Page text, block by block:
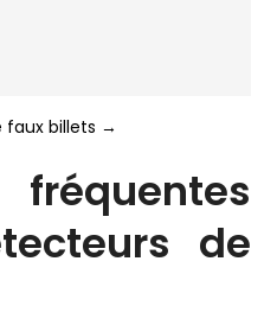
faux billets →
de